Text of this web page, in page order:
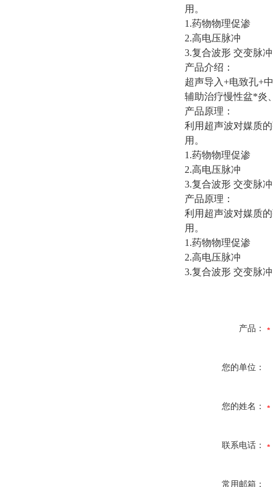
用。
1.药物物理促渗
2.高电压脉冲
3.复合波形 交变脉冲
产品介绍：
超声导入+电致孔+
辅助治疗慢性盆*炎
产品原理：
利用超声波对媒质
用。
1.药物物理促渗
2.高电压脉冲
3.复合波形 交变脉冲
产品原理：
利用超声波对媒质
用。
1.药物物理促渗
2.高电压脉冲
3.复合波形 交变脉冲
产品：
您的单位：
您的姓名：
联系电话：
常用邮箱：